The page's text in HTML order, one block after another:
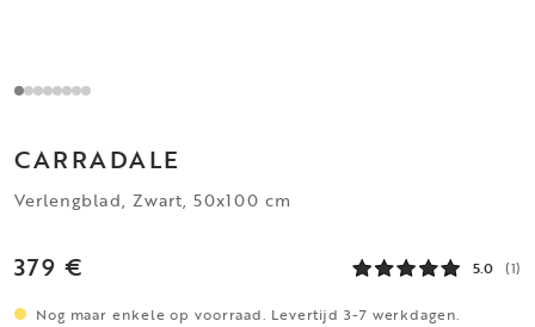
CARRADALE
Verlengblad, Zwart, 50x100 cm
379 € 5.0 (1)
Nog maar enkele op voorraad. Levertijd 3-7 werkdagen.